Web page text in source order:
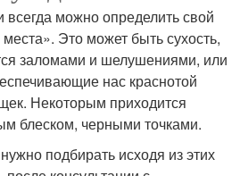
всегда можно определить свой
Это может быть сухость,
заломами и шелушениями, или
нас краснотой
Некоторым приходится
блеском, черными точками.
подбирать исходя из этих